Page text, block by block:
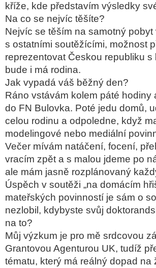
kříže, kde představím výsledky
Na co se nejvíc těšíte?
Nejvíc se těším na samotný
s ostatními soutěžícími, možnost
reprezentovat Českou republiku
bude i má rodina.
Jak vypadá váš běžný den?
Ráno vstávám kolem páté
do FN Bulovka. Poté jedu domů,
celou rodinu a odpoledne, když
modelingové nebo mediální
Večer mívám natáčení, focení,
vracím zpět a s malou jdeme po
ale mám jasně rozplánovaný
Úspěch v soutěži „na domácím
mateřských povinností je sám o
nezlobil, kdybyste svůj
na to?
Můj výzkum je pro mě srdcovou
Grantovou Agenturou UK, tudíž
tématu, který má reálný dopad na